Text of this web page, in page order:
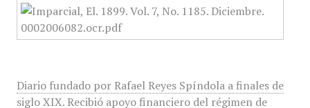
Diario fundado por Rafael Reyes Spíndola a finales de
siglo XIX. Recibió apoyo financiero del régimen de